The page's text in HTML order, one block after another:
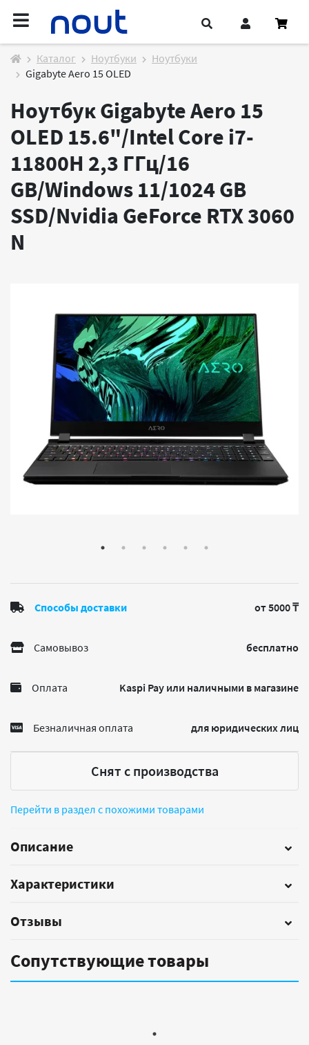
Каталог Ноутбуки
Ноутбуки
Gigabyte Aero 15 OLED
Ноутбук Gigabyte Aero 15
OLED 15.6"/Intel Core i7-
11800H 2,3 ГГц/16
GB/Windows 11/1024 GB
SSD/Nvidia GeForce RTX 3060
N
Способы доставки от 5000 ₸
Самовывоз бесплатно
Оплата Kaspi Pay или наличными в магазине
Безналичная оплата для юридических лиц
Снят с производства
Перейти в раздел с похожими товарами
Описание
Характеристики
Отзывы
Сопутствующие товары